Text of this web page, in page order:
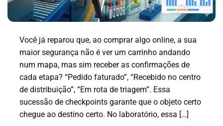
Você já reparou que, ao comprar algo online, a sua
maior segurança não é ver um carrinho andando
num mapa, mas sim receber as confirmações de
cada etapa? “Pedido faturado”, “Recebido no centro
de distribuição”, “Em rota de triagem”. Essa
sucessão de checkpoints garante que o objeto certo
chegue ao destino certo. No laboratório, essa […]